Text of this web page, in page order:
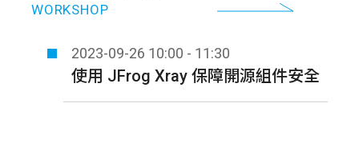
WORKSHOP
2023-09-26 10:00 - 11:30
使用 JFrog Xray 保障開源組件安全